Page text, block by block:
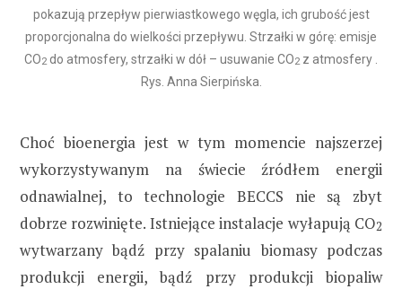
pokazują przepływ pierwiastkowego węgla, ich grubość jest
proporcjonalna do wielkości przepływu. Strzałki w górę: emisje
CO2 do atmosfery, strzałki w dół – usuwanie CO2 z atmosfery .
Rys. Anna Sierpińska.
Choć bioenergia jest w tym momencie najszerzej
wykorzystywanym na świecie źródłem energii
odnawialnej, to technologie BECCS nie są zbyt
dobrze rozwinięte. Istniejące instalacje wyłapują CO2
wytwarzany bądź przy spalaniu biomasy podczas
produkcji energii, bądź przy produkcji biopaliw